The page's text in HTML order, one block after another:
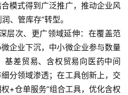
模式得到广泛推广，推动企业风
、管库存”转型。
层次、更广领域延伸：在覆盖范
企业下沉，中小微企业参与数量
基差贸易、含权贸易向医药中间
分领域渗透；在工具创新上，交
+仓单服务”组合工具，优化含权